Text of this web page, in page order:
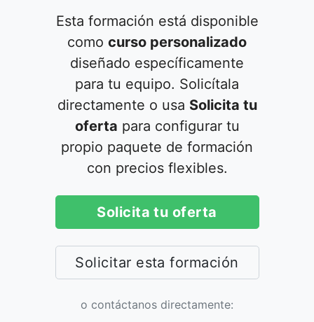
Esta formación está disponible
como curso personalizado
diseñado específicamente
para tu equipo. Solicítala
directamente o usa Solicita tu
oferta para configurar tu
propio paquete de formación
con precios flexibles.
Solicita tu oferta
Solicitar esta formación
o contáctanos directamente: